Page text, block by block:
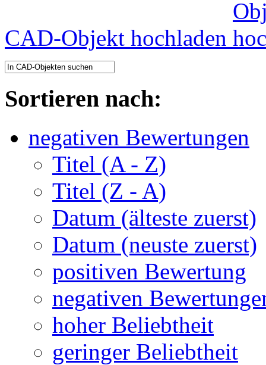
CAD-Objekt hochladen
Sortieren nach:
negativen Bewertungen
Titel (A - Z)
Titel (Z - A)
Datum (älteste zuerst)
Datum (neuste zuerst)
positiven Bewertung
negativen
hoher Beliebtheit
geringer Beliebtheit